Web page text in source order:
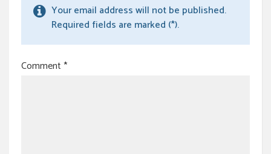
Your email address will not be published.
Required fields are marked (*).
Comment*